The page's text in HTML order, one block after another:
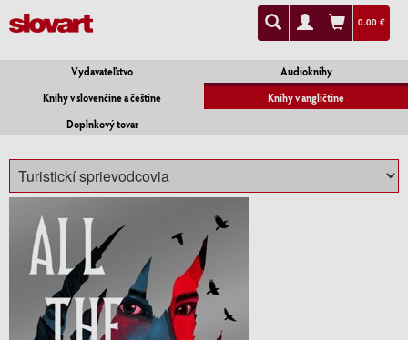
0.00 €
Vydavateľstvo
Audioknihy
Knihy v slovenčine a češtine
Knihy v angličtine
Doplnkový tovar